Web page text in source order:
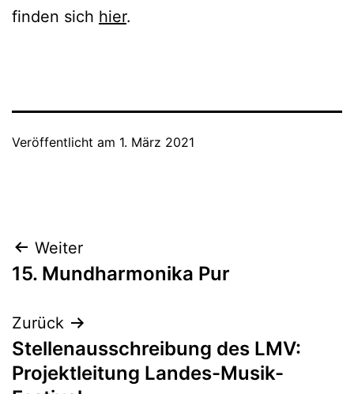
finden sich hier.
Veröffentlicht am 1. März 2021
Beitragsnavigation
Weiter
15. Mundharmonika Pur
Zurück
Stellenausschreibung des LMV:
Projektleitung Landes-Musik-